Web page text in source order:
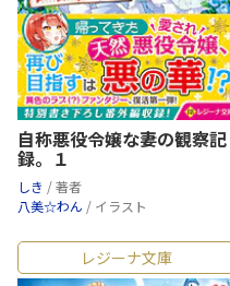
自称悪役令嬢な妻の観察記
録。１
しき / 著者
八美☆わん / イラスト
レジーナ文庫